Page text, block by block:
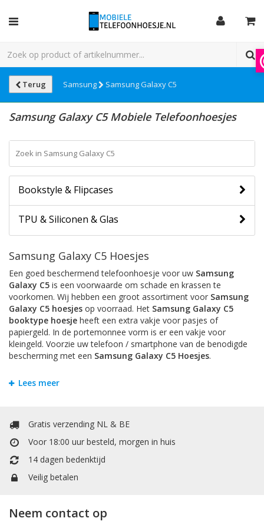
Terug Samsung Samsung Galaxy C5
Samsung Galaxy C5 Mobiele Telefoonhoesjes
Bookstyle & Flipcases
TPU & Siliconen & Glas
Samsung Galaxy C5 Hoesjes
Een goed beschermend telefoonhoesje voor uw Samsung
Galaxy C5 is een voorwaarde om schade en krassen te
voorkomen. Wij hebben een groot assortiment voor Samsung
Galaxy C5 hoesjes op voorraad. Het Samsung Galaxy C5
booktype hoesje heeft een extra vakje voor pasjes of
papiergeld. In de portemonnee vorm is er een vakje voor
kleingeld. Voorzie uw telefoon / smartphone van de benodigde
bescherming met een Samsung Galaxy C5 Hoesjes.
Het
Samsung Galaxy C5 booktype hoesje
vakje voor pasjes of papiergeld. Het booktype wallet case
hoesje heeft een extra vakje voor pasjes of papiergeld. In de
portemonnee / boek vorm is er een vakje voor kleingeld.
TPU / Siliconen Hoesjes
siliconen. Dit maakt het backcover case hoesje voor
Galaxy C5stevig en flexibel.
Lees meer
Gratis verzending NL & BE
Voor 18:00 uur besteld, morgen in huis
14 dagen bedenktijd
Veilig betalen
Neem contact op